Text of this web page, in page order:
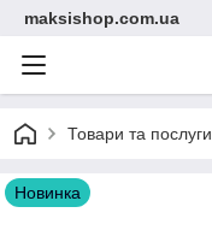
maksishop.com.ua
Товари та послуги
Новинка